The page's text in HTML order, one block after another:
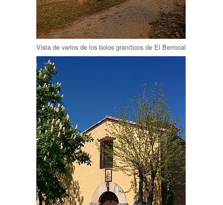
Vista de varios de los bolos graníticos de El Berrocal